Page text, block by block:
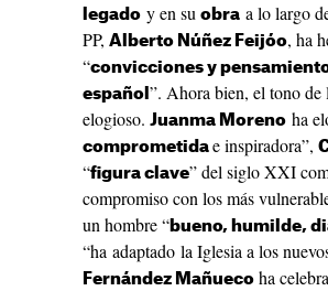
legado y en su obra a lo largo
PP, Alberto Núñez Feijóo, ha
“convicciones y
español ”. Ahora bien, el tono de
elogioso. Juanma Moreno ha
comprometida e inspiradora”,
“figura clave” del siglo XXI
compromiso con los más
un hombre “ bueno, humilde,
“ha adaptado la Iglesia a los
Fernández Mañueco ha